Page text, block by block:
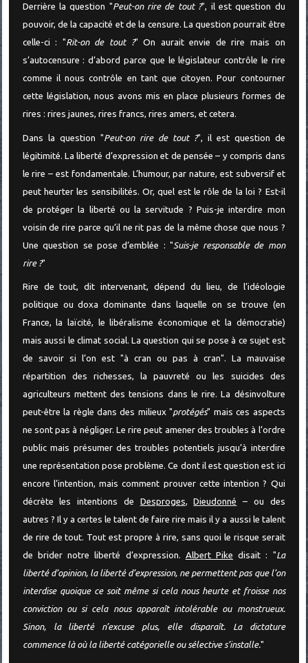
Derrière la question "Peut-on rire de tout ?", il est question du
pouvoir, de la capacité et de la censure. La question pourrait être
celle-ci : "Rit-on de tout ?" On aurait envie de rire mais on
s’autocensure : d’abord parce que le législateur contrôle le rire
comme il nous contrôle en tant que citoyen. Pour contourner
cette législation, nous avons mis en place plusieurs formes de
rires : rires jaunes, rires francs, rires amers, et cetera.
Dans la question "Peut-on rire de tout ?", il est question de
légitimité. La liberté d’expression et de pensée – y compris dans
le rire – est fondamentale. L’humour, par nature, est subversif et
peut heurter les sensibilités. Or, quel est le rôle de la loi ? Est-il
de protéger la liberté ou la servitude ? Puis-je interdire mon
voisin de rire parce qu’il ne rit pas de la même chose que nous ?
Une question se pose d’emblée : "Suis-je responsable de mon
rire ?"
Rire de tout, dit intervenant, dépend du lieu, de l’idéologie
politique ou doxa dominante dans laquelle on se trouve (en
France, la laïcité, le libéralisme économique et la démocratie)
mais aussi le climat social. La question qui se pose à ce sujet est
de savoir si l’on est "à cran ou pas à cran". La mauvaise
répartition des richesses, la pauvreté ou les suicides des
agriculteurs mettent des tensions dans le rire. La désinvolture
peut-être la règle dans des milieux "protégés" mais ces aspects
ne sont pas à négliger. Le rire peut amener des troubles à l’ordre
public mais présumer des troubles potentiels jusqu’à interdire
une représentation pose problème. Ce dont il est question est ici
encore l’intention, mais comment prouver cette intention ? Qui
décrète les intentions de Desproges,Dieudonné – ou des
autres ? Il y a certes le talent de faire rire mais il y a aussi le talent
de rire de tout. Tout est propre à rire, sans quoi le risque serait
de brider notre liberté d’expression. Albert Pike disait : "La
liberté d’opinion, la liberté d’expression, ne permettent pas que l’on
interdise quoique ce soit même si cela nous heurte et froisse nos
conviction ou si cela nous apparaît intolérable ou monstrueux.
Sinon, la liberté n’excuse plus, elle disparaît. La dictature
commence là où la liberté catégorielle ou sélective s’installe."